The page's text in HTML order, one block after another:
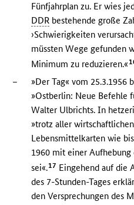
Fünfjahrplan zu. Er wies
DDR bestehende große
›Schwierigkeiten
müssten Wege gefunden
Minimum zu reduzieren.«
–
»Der Tag« vom 25.3.1956
»Ostberlin: Neue Befehle
Walter Ulbrichts. In
»trotz aller
Lebensmittelkarten wie
1960 mit einer Aufhebung
sei«.17 Eingehend auf die
des 7-Stunden-Tages
den Versprechungen des